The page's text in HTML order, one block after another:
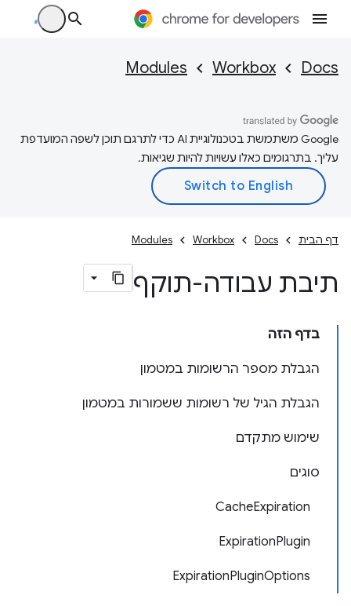
Docs
Workbox
Modules
‫Google משתמשת בטכנולוגיית AI כדי לתרגם תוכן לשפה המועדפת
עליך. בתרגומים כאלו עשויות להיות שגיאות.
דף הבית Docs
Workbox
Modules
תיבת עבודה-תוקף
בדף הזה
הגבלת מספר הרשומות במטמון
הגבלת הגיל של רשומות ששמורות במטמון
שימוש מתקדם
סוגים
CacheExpiration
ExpirationPlugin
ExpirationPluginOptions